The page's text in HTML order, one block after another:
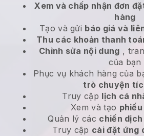
Xem và chấp nhận đơn
hàng
Tạo và gửi báo giá và
Thu các khoản thanh
Chỉnh sửa nội dung ,
của bạn
Phục vụ khách hàng của
trò chuyện
Truy cập lịch cá
Xem và tạo
Quản lý các chiến
Truy cập cài đặt ứng